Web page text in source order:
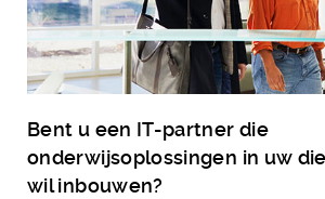
Bent u een IT-partner die
onderwijsoplossingen in uw
wil inbouwen?